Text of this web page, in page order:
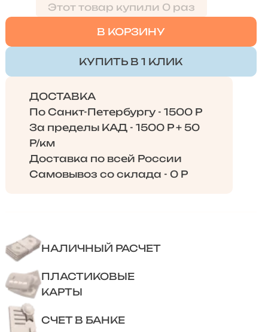
Этот товар купили 0 раз
В КОРЗИНУ
КУПИТЬ В 1 КЛИК
ДОСТАВКА
По Санкт-Петербургу - 1500 Р
За пределы КАД - 1500 Р + 50
Р/км
Доставка по всей России
Самовывоз со склада - 0 Р
НАЛИЧНЫЙ РАСЧЕТ
ПЛАСТИКОВЫЕ
КАРТЫ
СЧЕТ В БАНКЕ